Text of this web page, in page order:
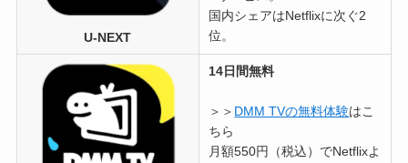
U-NEXT
国内シェアはNetflixに次ぐ2
位。
14日間無料
＞＞ DMM TVの無料体験はこ
ちら
月額550円（税込）でNetflixよ